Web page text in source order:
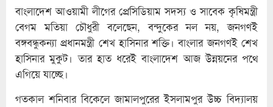
বাংলাদেশ আওয়ামী লীগের প্রেসিডিয়াম সদস্য ও সাবেক কৃষিমন্ত্রী
বেগম মতিয়া চৌধুরী বলেছেন, বন্দুকের নল নয়, জনগণই
বঙ্গবন্ধুকন্যা প্রধানমন্ত্রী শেখ হাসিনার শক্তি। বাংলার জনগণই শেখ
হাসিনার মুকুট। তার হাত ধরেই বাংলাদেশ আজ উন্নয়নের পথে
এগিয়ে যাচ্ছে।
গতকাল শনিবার বিকেলে জামালপুরের ইসলামপুর উচ্চ বিদ্যালয়